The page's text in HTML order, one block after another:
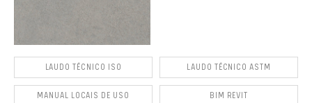
LAUDO TÉCNICO ISO LAUDO TÉCNICO ASTM
MANUAL LOCAIS DE USO BIM REVIT